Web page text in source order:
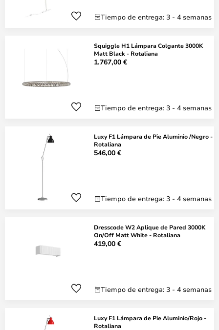
Tiempo de entrega: 3 - 4 semanas
Squiggle H1 Lámpara Colgante 3000K
Matt Black - Rotaliana
1.767,00 €
Tiempo de entrega: 3 - 4 semanas
Luxy F1 Lámpara de Pie Aluminio /Negro -
Rotaliana
546,00 €
Tiempo de entrega: 3 - 4 semanas
Dresscode W2 Aplique de Pared 3000K
On/Off Matt White - Rotaliana
419,00 €
Tiempo de entrega: 3 - 4 semanas
Luxy F1 Lámpara de Pie Aluminio/Rojo -
Rotaliana